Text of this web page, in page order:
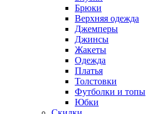
Брюки
Верхняя одежда
Джемперы
Джинсы
Жакеты
Одежда
Платья
Толстовки
Футболки и топы
Юбки